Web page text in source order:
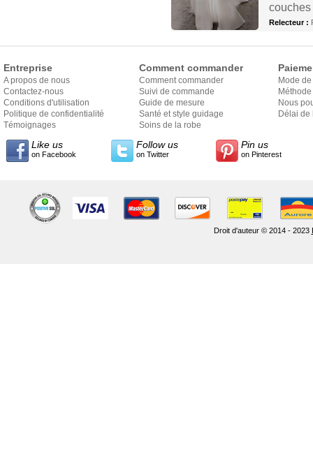
Relecteur :
Entreprise
A propos de nous
Contactez-nous
Conditions d'utilisation
Politique de confidentialité
Témoignages
Comment commander
Comment commander
Suivi de commande
Guide de mesure
Santé et style guidage
Soins de la robe
Mode
Nous
Délai de
Like us
on Facebook
Follow us
on Twitter
Pin us
on Pinterest
Droit d'auteur © 2014 - 2023